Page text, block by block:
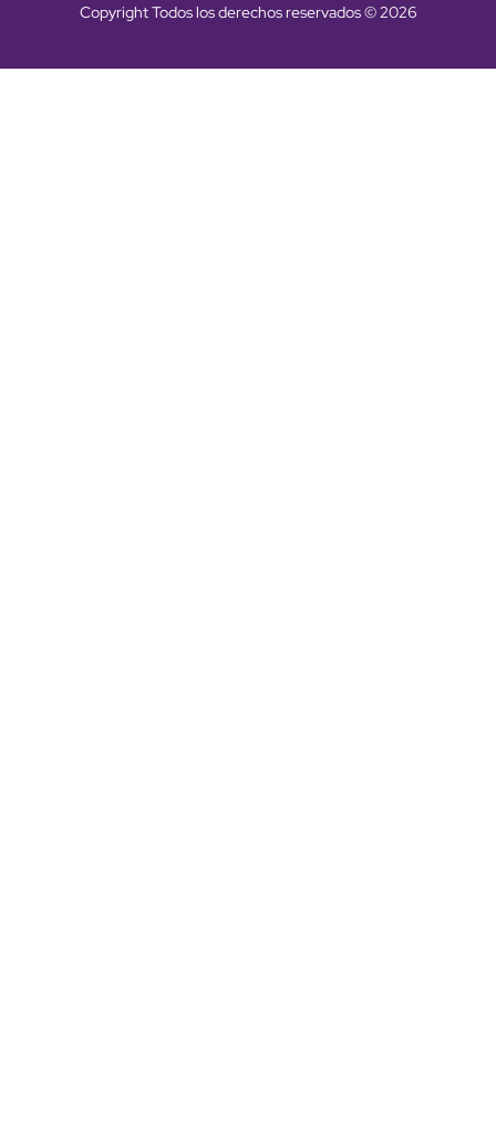
Copyright Todos los derechos reservados © 2026